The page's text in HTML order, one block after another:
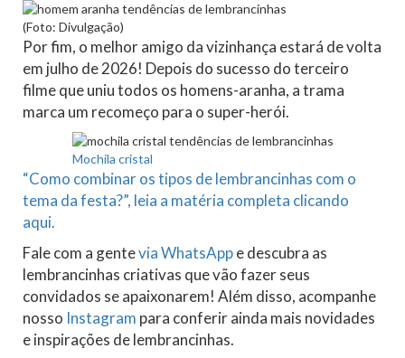
(Foto: Divulgação)
Por fim, o melhor amigo da vizinhança estará de volta
em julho de 2026! Depois do sucesso do terceiro
filme que uniu todos os homens-aranha, a trama
marca um recomeço para o super-herói.
Mochila cristal
“Como combinar os tipos de lembrancinhas com o
tema da festa?”, leia a matéria completa clicando
aqui.
Fale com a gentevia WhatsAppe descubra as
lembrancinhas criativas que vão fazer seus
convidados se apaixonarem! Além disso, acompanhe
nosso Instagram para conferir ainda mais novidades
e inspirações de lembrancinhas.